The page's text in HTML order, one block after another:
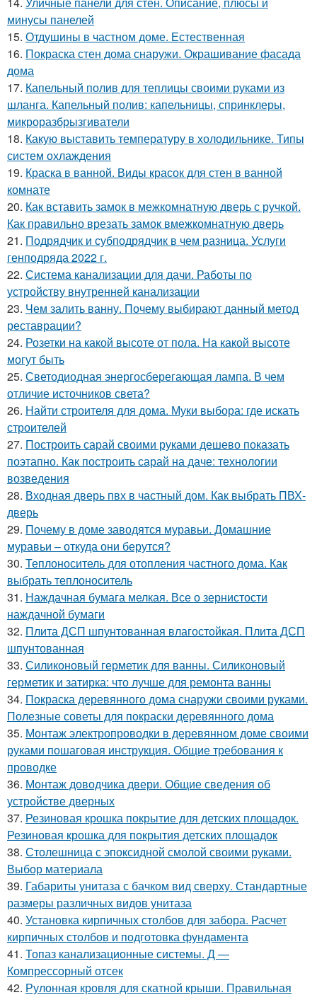
минусы панелей
15. Отдушины в частном доме. Естественная
16. Покраска стен дома снаружи. Окрашивание фасада
дома
17. Капельный полив для теплицы своими руками из
шланга. Капельный полив: капельницы, спринклеры,
микроразбрызгиватели
18. Какую выставить температуру в холодильнике. Типы
систем охлаждения
19. Краска в ванной. Виды красок для стен в ванной
комнате
20. Как вставить замок в межкомнатную дверь с ручкой.
Как правильно врезать замок вмежкомнатную дверь
21. Подрядчик и субподрядчик в чем разница. Услуги
генподряда 2022 г.
22. Система канализации для дачи. Работы по
устройству внутренней канализации
23. Чем залить ванну. Почему выбирают данный метод
реставрации?
24. Розетки на какой высоте от пола. На какой высоте
могут быть
25. Светодиодная энергосберегающая лампа. В чем
отличие источников света?
26. Найти строителя для дома. Муки выбора: где искать
строителей
27. Построить сарай своими руками дешево показать
поэтапно. Как построить сарай на даче: технологии
возведения
28. Входная дверь пвх в частный дом. Как выбрать ПВХ-
дверь
29. Почему в доме заводятся муравьи. Домашние
муравьи – откуда они берутся?
30. Теплоноситель для отопления частного дома. Как
выбрать теплоноситель
31. Наждачная бумага мелкая. Все о зернистости
наждачной бумаги
32. Плита ДСП шпунтованная влагостойкая. Плита ДСП
шпунтованная
33. Силиконовый герметик для ванны. Силиконовый
герметик и затирка: что лучше для ремонта ванны
34. Покраска деревянного дома снаружи своими руками.
Полезные советы для покраски деревянного дома
35. Монтаж электропроводки в деревянном доме своими
руками пошаговая инструкция. Общие требования к
проводке
36. Монтаж доводчика двери. Общие сведения об
устройстве дверных
37. Резиновая крошка покрытие для детских площадок.
Резиновая крошка для покрытия детских площадок
38. Столешница с эпоксидной смолой своими руками.
Выбор материала
39. Габариты унитаза с бачком вид сверху. Стандартные
размеры различных видов унитаза
40. Установка кирпичных столбов для забора. Расчет
кирпичных столбов и подготовка фундамента
41. Топаз канализационные системы. Д —
Компрессорный отсек
42. Рулонная кровля для скатной крыши. Правильная